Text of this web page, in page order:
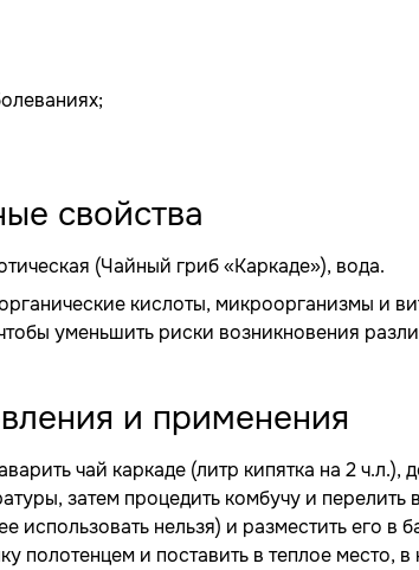
свойства
(Чайный гриб «Каркаде»), вода.
кислоты, микроорганизмы и
уменьшить риски возникновения
и применения
чай каркаде (литр кипятка на 2 ч.л.),
затем процедить комбучу и перелить
использовать нельзя) и разместить его
полотенцем и поставить в теплое место,